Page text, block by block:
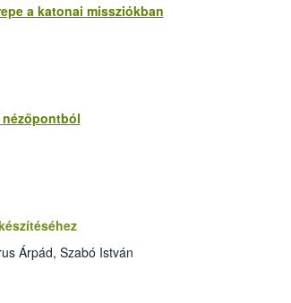
a katonai missziókban
Árpád, Szabó István